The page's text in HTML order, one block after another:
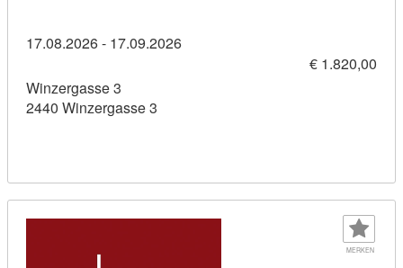
17.08.2026 - 17.09.2026
€ 1.820,00
Winzergasse 3
2440 Winzergasse 3
MERKEN